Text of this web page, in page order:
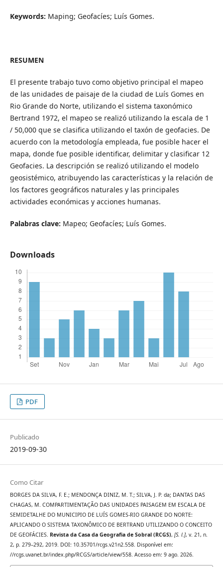
Keywords: Maping; Geofacíes; Luís Gomes.
RESUMEN
El presente trabajo tuvo como objetivo principal el mapeo
de las unidades de paisaje de la ciudad de Luís Gomes en
Rio Grande do Norte, utilizando el sistema taxonómico
Bertrand 1972, el mapeo se realizó utilizando la escala de 1
/ 50,000 que se clasifica utilizando el taxón de geofacies. De
acuerdo con la metodología empleada, fue posible hacer el
mapa, donde fue posible identificar, delimitar y clasificar 12
Geofacies. La descripción se realizó utilizando el modelo
geosistémico, atribuyendo las características y la relación de
los factores geográficos naturales y las principales
actividades económicas y acciones humanas.
Palabras clave: Mapeo; Geofacíes; Luís Gomes.
Downloads
PDF
Publicado
2019-09-30
Como Citar
BORGES DA SILVA, F. E.; MENDONÇA DINIZ, M. T.; SILVA, J. P. da; DANTAS DAS
CHAGAS, M. COMPARTIMENTAÇÃO DAS UNIDADES PAISAGEM EM ESCALA DE
SEMIDETALHE DO MUNICIPIO DE LUÍS GOMES-RIO GRANDE DO NORTE:
APLICANDO O SISTEMA TAXONÔMICO DE BERTRAND UTILIZANDO O CONCEITO
DE GEOFÁCIES. Revista da Casa da Geografia de Sobral (RCGS), [S. l.], v. 21, n.
2, p. 279–292, 2019. DOI: 10.35701/rcgs.v21n2.558. Disponível em:
//rcgs.uvanet.br/index.php/RCGS/article/view/558. Acesso em: 9 ago. 2026.